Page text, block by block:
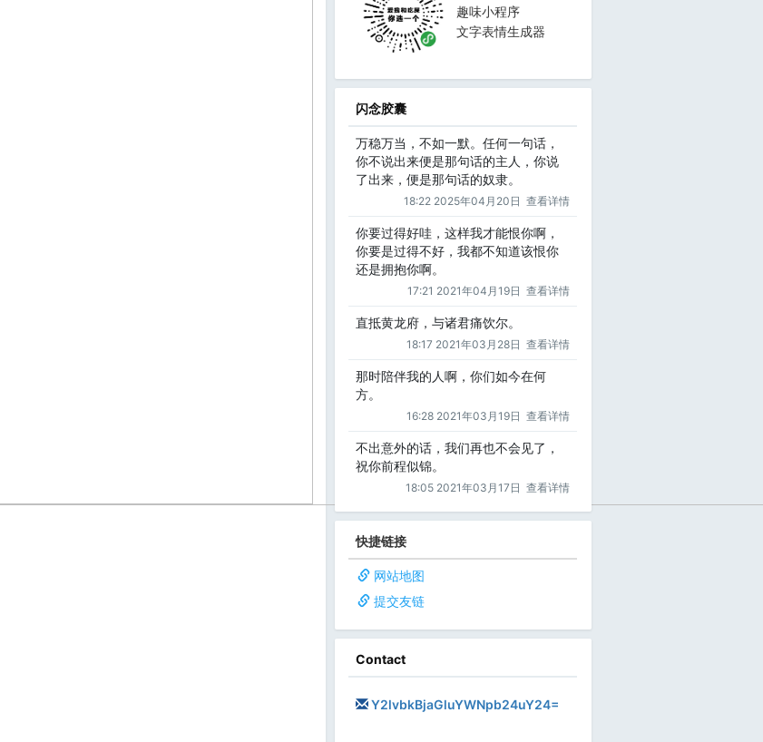
趣味小程序
文字表情生成器
闪念胶囊
万稳万当，不如一默。任何一句话，
你不说出来便是那句话的主人，你说
了出来，便是那句话的奴隶。
18:22 2025年04月20日 查看详情
你要过得好哇，这样我才能恨你啊，
你要是过得不好，我都不知道该恨你
还是拥抱你啊。
17:21 2021年04月19日 查看详情
直抵黄龙府，与诸君痛饮尔。
18:17 2021年03月28日 查看详情
那时陪伴我的人啊，你们如今在何
方。
16:28 2021年03月19日 查看详情
不出意外的话，我们再也不会见了，
祝你前程似锦。
18:05 2021年03月17日 查看详情
快捷链接
网站地图
提交友链
Contact
Y2lvbkBjaGluYWNpb24uY24=